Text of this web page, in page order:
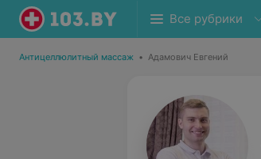
Все рубрики
Антицеллюлитный массаж • Адамович Евгений